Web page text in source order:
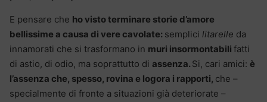
E pensare che ho visto terminare storie d’amore
bellissime a causa di vere cavolate: semplici litarelle da
innamorati che si trasformano in muri insormontabili fatti
di astio, di odio, ma soprattutto di assenza. Si, cari amici: è
l’assenza che, spesso, rovina e logora i rapporti, che –
specialmente di fronte a situazioni già deteriorate –